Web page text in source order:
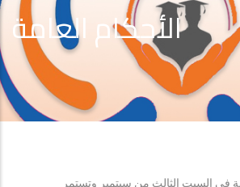
الأحكام العامة
في السبت الثالث من سبتمبر وتستمر